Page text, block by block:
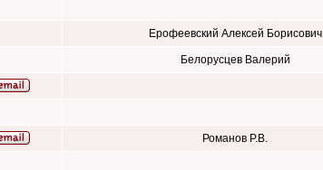
Ерофеевский Алексей Борисович
Белорусцев Валерий
Романов Р.В.